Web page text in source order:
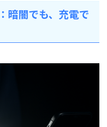
暗闇でも、充電で